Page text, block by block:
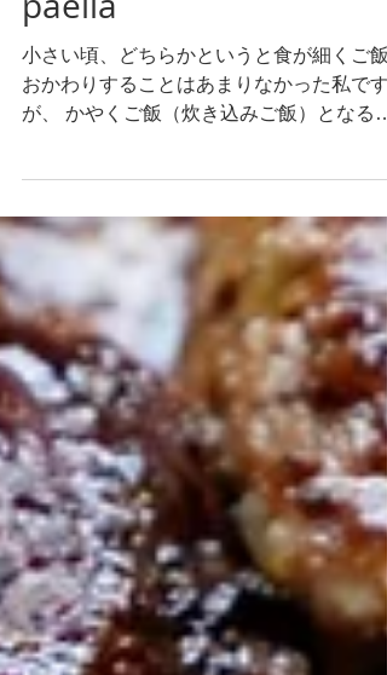
洋風炊き込みご飯 my
paella
話は別、お茶わん3杯くらいぺろりと平ら
て母を驚かせていたものです。干し椎茸は
然のことながら当時の嫌いなものベストス
ー入りしていましたが、かやくご飯に入...